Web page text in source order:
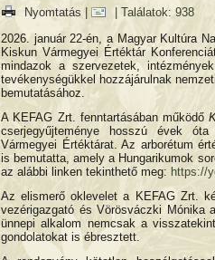
Nyomtatás |
| Találatok: 938
2026. január 22-én, a Magyar Kultúra
Kiskun Vármegyei Értéktár
mindazok a szervezetek,
tevékenységükkel hozzájárulnak
bemutatásához.
A KEFAG Zrt. fenntartásában működő
cserjegyűjteménye hosszú évek
Vármegyei Értéktárat. Az arborétum
is bemutatta, amely a Hungarikumok
az alábbi linken tekinthető meg: https://
Az elismerő oklevelet a KEFAG Zrt.
vezérigazgató és Vörösváczki Mónika
ünnepi alkalom nemcsak a
gondolatokat is ébresztett.